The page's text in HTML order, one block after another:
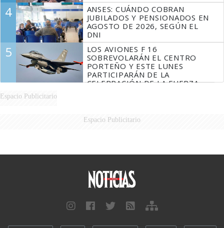
4
ANSES: CUÁNDO COBRAN
JUBILADOS Y PENSIONADOS EN
AGOSTO DE 2026, SEGÚN EL
DNI
5
LOS AVIONES F 16
SOBREVOLARÁN EL CENTRO
PORTEÑO Y ESTE LUNES
PARTICIPARÁN DE LA
CELEBRACIÓN DE LA FUERZA
Espacio Publicitario
Espacio Publicitario